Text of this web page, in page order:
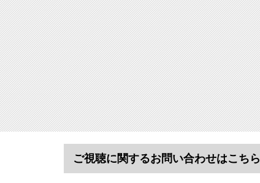
ご視聴に関するお問い合わせはこちら